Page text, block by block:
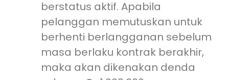
berstatus aktif. Apabila
pelanggan memutuskan untuk
berhenti berlangganan sebelum
masa berlaku kontrak berakhir,
maka akan dikenakan denda